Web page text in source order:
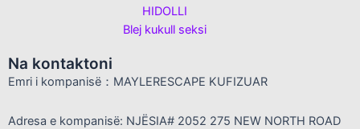
HIDOLLI
Blej kukull seksi
Na kontaktoni
Emri i kompanisë：MAYLERESCAPE KUFIZUAR
Adresa e kompanisë: NJËSIA# 2052 275 NEW NORTH ROAD